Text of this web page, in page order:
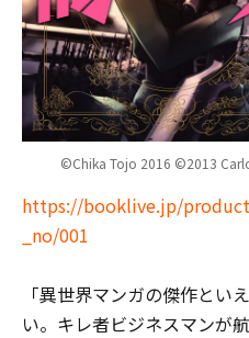
©Chika Tojo 2016 ©2013
https://booklive.jp/
_no/001
「異世界マンガの傑作とい
い。キレ者ビジネスマンが